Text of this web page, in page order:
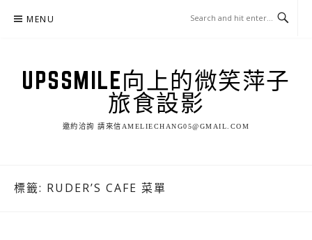
MENU
UPSSMILE向上的微笑萍子
旅食設影
邀約洽詢 請來信AMELIECHANG05@GMAIL.COM
標籤: RUDER’S CAFE 菜單